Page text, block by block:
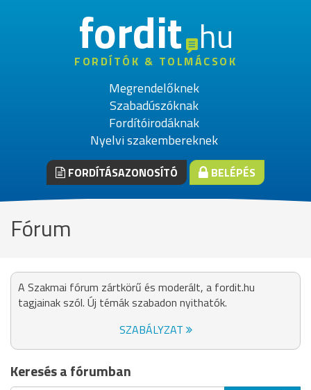
fordithu
FORDÍTÓK & TOLMÁCSOK
Megrendelőknek
Szabadúszóknak
Fordítóirodáknak
Nyelvi szakembereknek
FORDÍTÁSAZONOSÍTÓ BELÉPÉS
Fórum
A Szakmai fórum zártkörű és moderált, a fordit.hu
tagjainak szól. Új témák szabadon nyithatók.
SZABÁLYZAT
Keresés a fórumban